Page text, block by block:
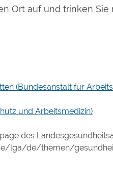
Ort auf und trinken Sie
(Bundesanstalt für
und Arbeitsmedizin)
des
lga/de/themen/